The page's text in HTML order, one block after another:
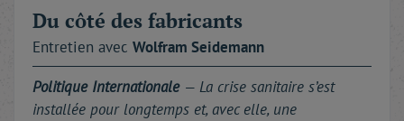
Du côté des fabricants
Entretien avec Wolfram Seidemann
Politique Internationale— La crise sanitaire s’est
installée pour longtemps et, avec elle, une